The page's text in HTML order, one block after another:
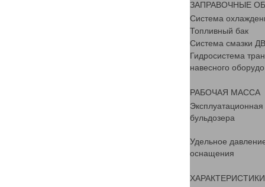
ЗАПРАВОЧНЫЕ
Система
Топливный бак
Система смазки
Гидросистема
навесного
РАБОЧАЯ МАССА
бульдозера
Удельное
оснащения